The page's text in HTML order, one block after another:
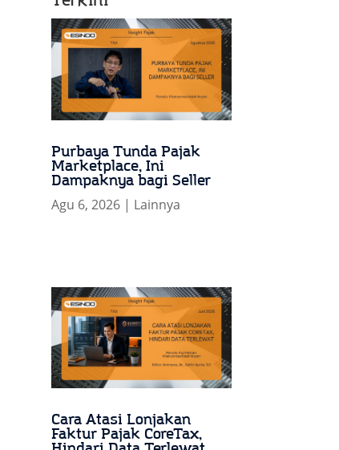
Purbaya Tunda Pajak
Marketplace, Ini
Dampaknya bagi Seller
Agu 6, 2026 | Lainnya
Cara Atasi Lonjakan
Faktur Pajak CoreTax,